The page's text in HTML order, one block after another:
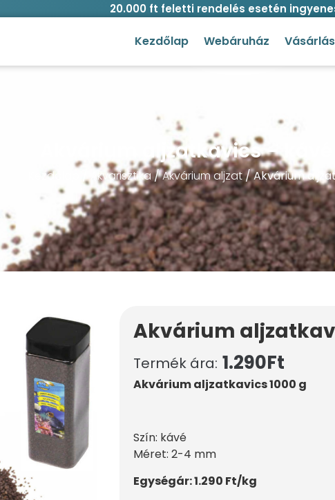
20.000 ft feletti rendelés esetén
Kezdőlap Webáruház
Akvárium aljzatkavics –
Kezdőlap / Akvarisztika/Akvárium aljzat/ Akvárium
Akvárium
Termék ára: 1.290Ft
Akvárium aljzatkavics 1000 g
Szín: kávé
Méret: 2-4 mm
Egységár: 1.290 Ft/kg